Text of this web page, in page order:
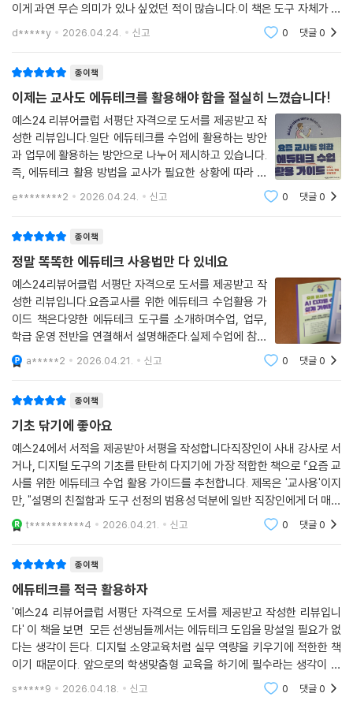
이게 과연 무슨 의미가 있나 싶었던 적이 많습니다.이 책은 도구 자체가 주
인공이 아니라 지속적인 배움과 성장을 수업에서 구현하는데도움을 주고
자 집필했다고 하는데
d*****y 2026.04.24. 신고 0 댓글0
종이책
이제는 교사도 에듀테크를 활용해야 함을 절실히 느꼈습니다!
예스24 리뷰어클럽 서평단 자격으로 도서를 제공받고 작
성한 리뷰입니다.일단 에듀테크를 수업에 활용하는 방안
과 업무에 활용하는 방안으로 나누어 제시하고 있습니다.
즉, 에듀테크 활용 방법을 교사가 필요한 상황에 따라 구
분하여 정리하고 있다는 점이 인상적이었습니다. 블루킷,
e********2 2026.04.24. 신고 0 댓글0
종이책
정말 똑똑한 에듀테크 사용법만 다 있네요
예스24리뷰어클럽 서평단 자격으로 도서를 제공받고 작
성한 리뷰입니다.요즘교사를 위한 에듀테크 수업활용 가
이드 책은다양한 에듀테크 도구를 소개하며수업, 업무,
학급 운영 전반을 연결해서 설명해준다.실제 수업에 참여
하는 수업도구, 생성형ai, 업무자동화등의 기능을 활용을
하면교사들의 반복된 업무를 줄여주고 학생들의 흥미로
a*****2 2026.04.21. 신고 0 댓글0
종이책
기초 닦기에 좋아요
예스24에서 서적을 제공받아 서평을 작성합니다직장인이 사내 강사로 서
거나, 디지털 도구의 기초를 탄탄히 다지기에 가장 적합한 책으로 『요즘 교
사를 위한 에듀테크 수업 활용 가이드를 추천합니다. 제목은 '교사용'이지
만, "설명의 친절함과 도구 선정의 범용성 덕분에 일반 직장인에게 더 매력
적입니다이 책의 가장 큰 장점은 화려한 기술이 아닌 '전달의 본질'에 집중
한다는 점입
t**********4 2026.04.21. 신고 0 댓글0
종이책
에듀테크를 적극 활용하자
'예스24 리뷰어클럽 서평단 자격으로 도서를 제공받고 작성한 리뷰입니
다' 이 책을 보면 모든 선생님들께서는 에듀테크 도입을 망설일 필요가 없
다는 생각이 든다. 디지털 소양교육처럼 실무 역량을 키우기에 적한한 책
이기 때문이다. 앞으로의 학생맞춤형 교육을 하기에 필수라는 생각이 든
다. 책에서 실습까지 꼼꼼하게 가이드 해주는 각도구들을 활용하면 불필요
s*****9 2026.04.18. 신고 0 댓글0